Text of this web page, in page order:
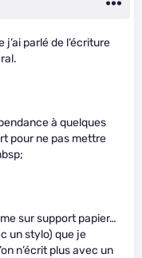
parlé de l’écriture
à quelques
pour ne pas mettre
sur support papier…
un stylo) que je
n’écrit plus avec un